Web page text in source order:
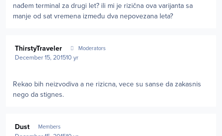
nađem terminal za drugi let? ili mi je rizična ova varijanta sa
manje od sat vremena između dva nepovezana leta?
ThirstyTraveler Moderators
December 15, 201510 yr
Rekao bih neizvodiva a ne rizicna, vece su sanse da zakasnis
nego da stignes.
Dust Members